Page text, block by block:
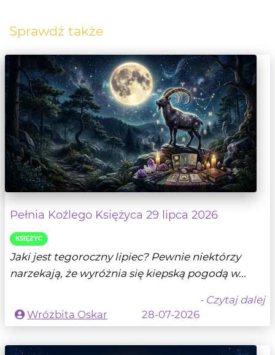
Sprawdź także
Pełnia Koźlego Księżyca 29 lipca 2026
KSIĘŻYC
Jaki jest tegoroczny lipiec? Pewnie niektórzy
narzekają, że wyróżnia się kiepską pogodą w...
- Czytaj dalej
Wróżbita Oskar
28-07-2026